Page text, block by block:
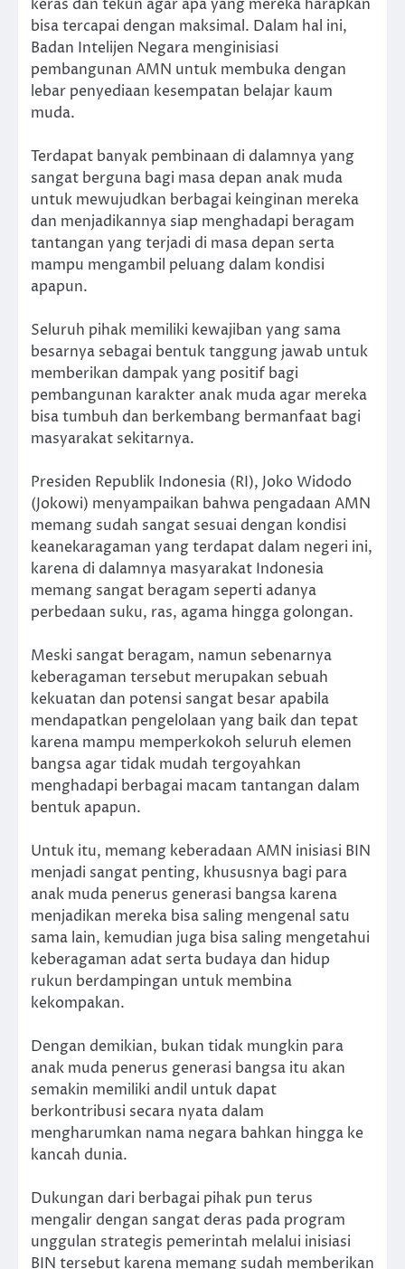
keras dan tekun agar apa yang mereka harapkan
bisa tercapai dengan maksimal. Dalam hal ini,
Badan Intelijen Negara menginisiasi
pembangunan AMN untuk membuka dengan
lebar penyediaan kesempatan belajar kaum
muda.
Terdapat banyak pembinaan di dalamnya yang
sangat berguna bagi masa depan anak muda
untuk mewujudkan berbagai keinginan mereka
dan menjadikannya siap menghadapi beragam
tantangan yang terjadi di masa depan serta
mampu mengambil peluang dalam kondisi
apapun.
Seluruh pihak memiliki kewajiban yang sama
besarnya sebagai bentuk tanggung jawab untuk
memberikan dampak yang positif bagi
pembangunan karakter anak muda agar mereka
bisa tumbuh dan berkembang bermanfaat bagi
masyarakat sekitarnya.
Presiden Republik Indonesia (RI), Joko Widodo
(Jokowi) menyampaikan bahwa pengadaan AMN
memang sudah sangat sesuai dengan kondisi
keanekaragaman yang terdapat dalam negeri ini,
karena di dalamnya masyarakat Indonesia
memang sangat beragam seperti adanya
perbedaan suku, ras, agama hingga golongan.
Meski sangat beragam, namun sebenarnya
keberagaman tersebut merupakan sebuah
kekuatan dan potensi sangat besar apabila
mendapatkan pengelolaan yang baik dan tepat
karena mampu memperkokoh seluruh elemen
bangsa agar tidak mudah tergoyahkan
menghadapi berbagai macam tantangan dalam
bentuk apapun.
Untuk itu, memang keberadaan AMN inisiasi BIN
menjadi sangat penting, khususnya bagi para
anak muda penerus generasi bangsa karena
menjadikan mereka bisa saling mengenal satu
sama lain, kemudian juga bisa saling mengetahui
keberagaman adat serta budaya dan hidup
rukun berdampingan untuk membina
kekompakan.
Dengan demikian, bukan tidak mungkin para
anak muda penerus generasi bangsa itu akan
semakin memiliki andil untuk dapat
berkontribusi secara nyata dalam
mengharumkan nama negara bahkan hingga ke
kancah dunia.
Dukungan dari berbagai pihak pun terus
mengalir dengan sangat deras pada program
unggulan strategis pemerintah melalui inisiasi
BIN tersebut karena memang sudah memberikan